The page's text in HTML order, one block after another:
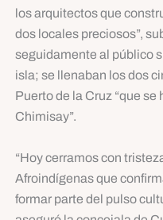
los arquitectos que
dos locales preciosos”,
seguidamente al público
isla; se llenaban los dos
Puerto de la Cruz “que
Chimisay”.
“Hoy cerramos con
Afroindígenas que
formar parte del pulso